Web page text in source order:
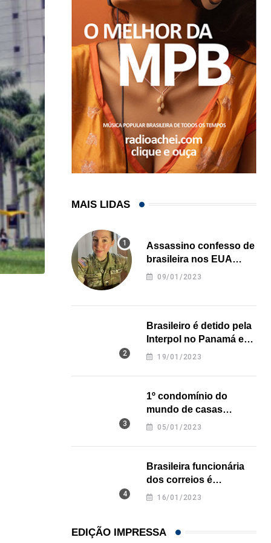
Açaí é reconhecido oficialmente como fruto
MAIS LIDAS
Assassino confesso de
brasileira nos EUA
revela onde deixou o
09/01/2023
Brasileiro é detido pela
Interpol no Panamá e
pode pegar prisão
19/01/2023
1º condomínio do
mundo de casas
impressas em 3D é
05/01/2023
Brasileira funcionária
dos correios é
assassinada a facadas
16/01/2023
EDIÇÃO IMPRESSA